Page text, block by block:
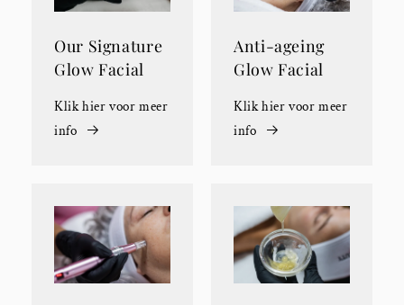
Our Signature
Glow Facial
Klik hier voor meer
info
Anti-ageing
Glow Facial
Klik hier voor meer
info